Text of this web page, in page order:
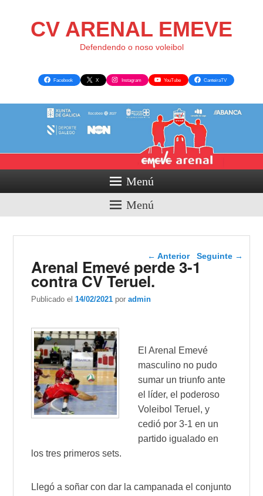
CV ARENAL EMEVE
Defendendo o noso voleibol
Facebook X Instagram YouTube CanteiraTV
Menú
Menú
Navegador de artigos
← Anterior Seguinte →
Arenal Emevé perde 3-1
contra CV Teruel.
Publicado el14/02/2021 poradmin
El Arenal Emevé
masculino no pudo
sumar un triunfo ante
el líder, el poderoso
Voleibol Teruel, y
cedió por 3-1 en un
partido igualado en
los tres primeros sets.
Llegó a soñar con dar la campanada el conjunto